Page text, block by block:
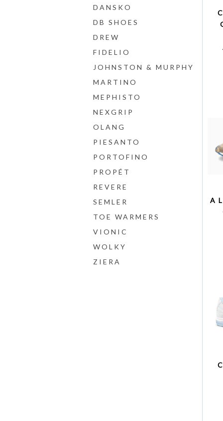
DANSKO
DB SHOES
DREW
FIDELIO
JOHNSTON & MURPHY
MARTINO
MEPHISTO
NEXGRIP
OLANG
PIESANTO
PORTOFINO
PROPÉT
REVERE
SEMLER
TOE WARMERS
VIONIC
WOLKY
ZIERA